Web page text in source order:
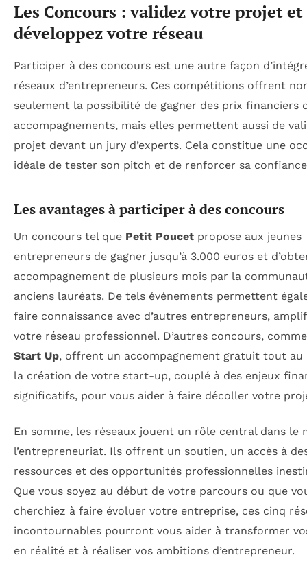
Les Concours : validez votre projet et
développez votre réseau
Participer à des concours est une autre façon
réseaux d’entrepreneurs. Ces compétitions offrent
seulement la possibilité de gagner des prix financiers
accompagnements, mais elles permettent aussi de
projet devant un jury d’experts. Cela constitue une
idéale de tester son pitch et de renforcer sa
Les avantages à participer à des concours
Un concours tel que Petit Poucet propose aux jeunes
entrepreneurs de gagner jusqu’à 3.000 euros et
accompagnement de plusieurs mois par la
anciens lauréats. De tels événements permettent
faire connaissance avec d’autres entrepreneurs,
votre réseau professionnel. D’autres concours,
Start Up, offrent un accompagnement gratuit tout au
la création de votre start-up, couplé à des enjeux
significatifs, pour vous aider à faire décoller votre
En somme, les réseaux jouent un rôle central dans le
l’entrepreneuriat. Ils offrent un soutien, un accès à
ressources et des opportunités professionnelles
Que vous soyez au début de votre parcours ou que
cherchiez à faire évoluer votre entreprise, ces cinq
incontournables pourront vous aider à transformer
en réalité et à réaliser vos ambitions d’entrepreneur.